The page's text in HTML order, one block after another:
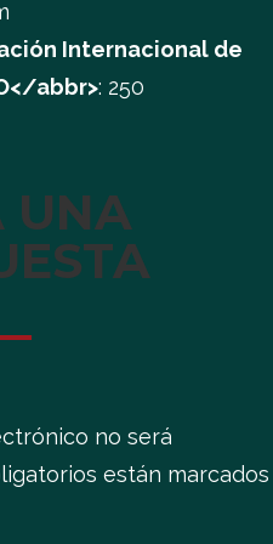
Internacional de
abbr>: 250
UNA
no será
están marcados